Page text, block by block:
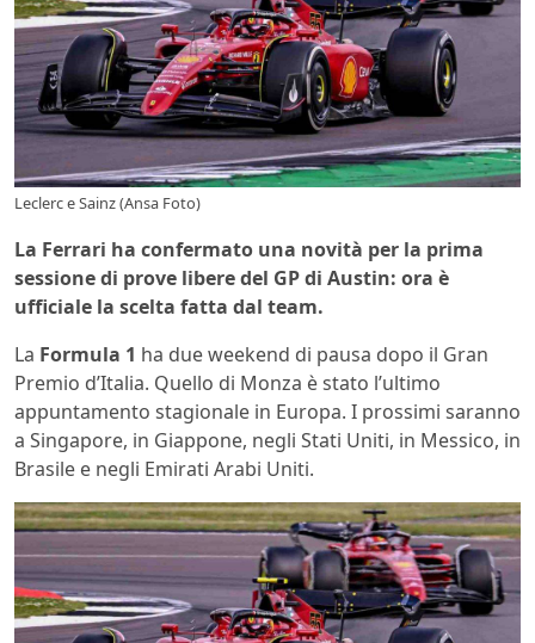
Leclerc e Sainz (Ansa Foto)
La Ferrari ha confermato una novità per la prima
sessione di prove libere del GP di Austin: ora è
ufficiale la scelta fatta dal team.
La Formula 1 ha due weekend di pausa dopo il Gran
Premio d’Italia. Quello di Monza è stato l’ultimo
appuntamento stagionale in Europa. I prossimi saranno
a Singapore, in Giappone, negli Stati Uniti, in Messico, in
Brasile e negli Emirati Arabi Uniti.